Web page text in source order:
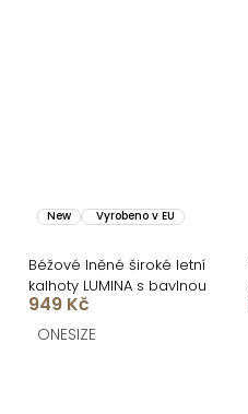
New Vyrobeno v EU
Béžové lněné široké letní
kalhoty LUMINA s bavlnou
949 Kč
ONESIZE